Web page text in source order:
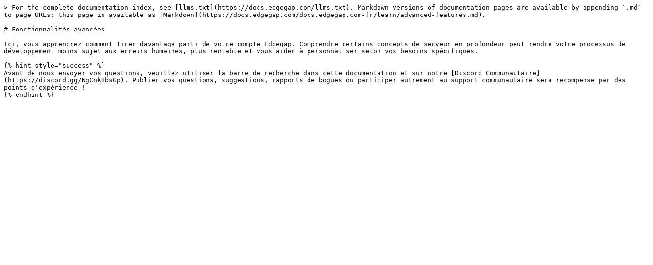
> For the complete documentation index, see [llms.txt](https://docs.edgegap.com/llms.txt). Markdown versions of documentation pages are available by appending `.md`
to page URLs; this page is available as [Markdown](https://docs.edgegap.com/docs.edgegap.com-fr/learn/advanced-features.md).
# Fonctionnalités avancées
Ici, vous apprendrez comment tirer davantage parti de votre compte Edgegap. Comprendre certains concepts de serveur en profondeur peut rendre votre processus de
développement moins sujet aux erreurs humaines, plus rentable et vous aider à personnaliser selon vos besoins spécifiques.
{% hint style="success" %}
Avant de nous envoyer vos questions, veuillez utiliser la barre de recherche dans cette documentation et sur notre [Discord Communautaire]
(https://discord.gg/NgCnkHbsGp). Publier vos questions, suggestions, rapports de bogues ou participer autrement au support communautaire sera récompensé par des
points d'expérience !